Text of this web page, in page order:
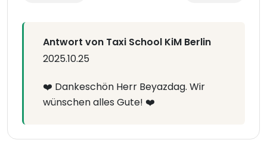
Antwort von Taxi School KiM Berlin
2025.10.25
❤️ Dankeschön Herr Beyazdag. Wir
wünschen alles Gute! ❤️